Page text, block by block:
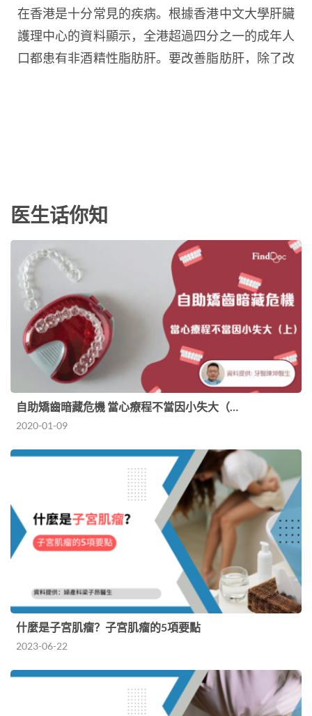
在香港是十分常見的疾病。根據香港中文大學肝臟
護理中心的資料顯示，全港超過四分之一的成年人
口都患有非酒精性脂肪肝。要改善脂肪肝，除了改
医生话你知
自助矯齒暗藏危機 當心療程不當因小失大（…
2020-01-09
什麼是子宮肌瘤？子宮肌瘤的5項要點
2023-06-22